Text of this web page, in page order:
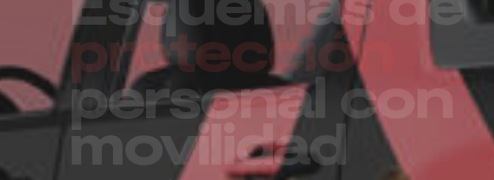
Un futuro más
seguro para
su empresa